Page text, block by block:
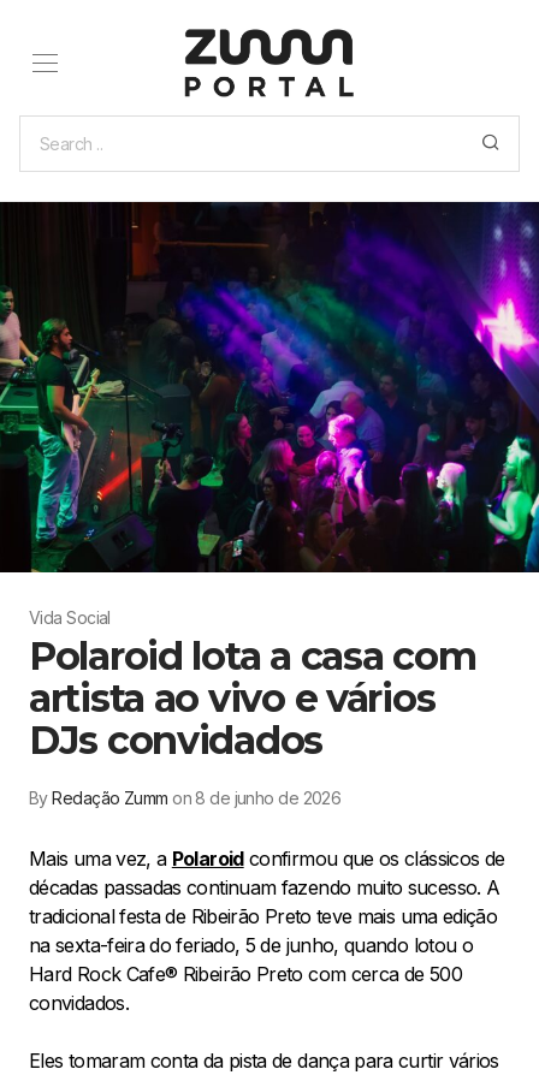
Vida Social
Polaroid lota a casa com
artista ao vivo e vários
DJs convidados
ByRedação Zumm on 8 de junho de 2026
Mais uma vez, a Polaroidconfirmou que os clássicos de
décadas passadas continuam fazendo muito sucesso. A
tradicional festa de Ribeirão Preto teve mais uma edição
na sexta-feira do feriado, 5 de junho, quando lotou o
Hard Rock Cafe® Ribeirão Preto com cerca de 500
convidados.
Eles tomaram conta da pista de dança para curtir vários